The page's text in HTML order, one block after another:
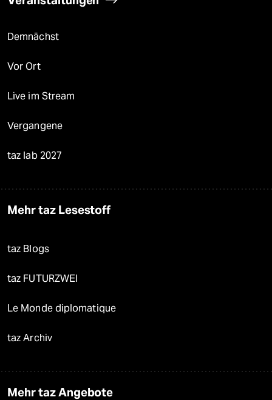
Demnächst
Vor Ort
Live im Stream
Vergangene
taz lab 2027
Mehr taz Lesestoff
taz Blogs
taz FUTURZWEI
Le Monde diplomatique
taz Archiv
Mehr taz Angebote